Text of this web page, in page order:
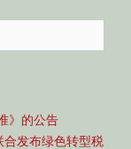
》的公告
合发布绿色转型税